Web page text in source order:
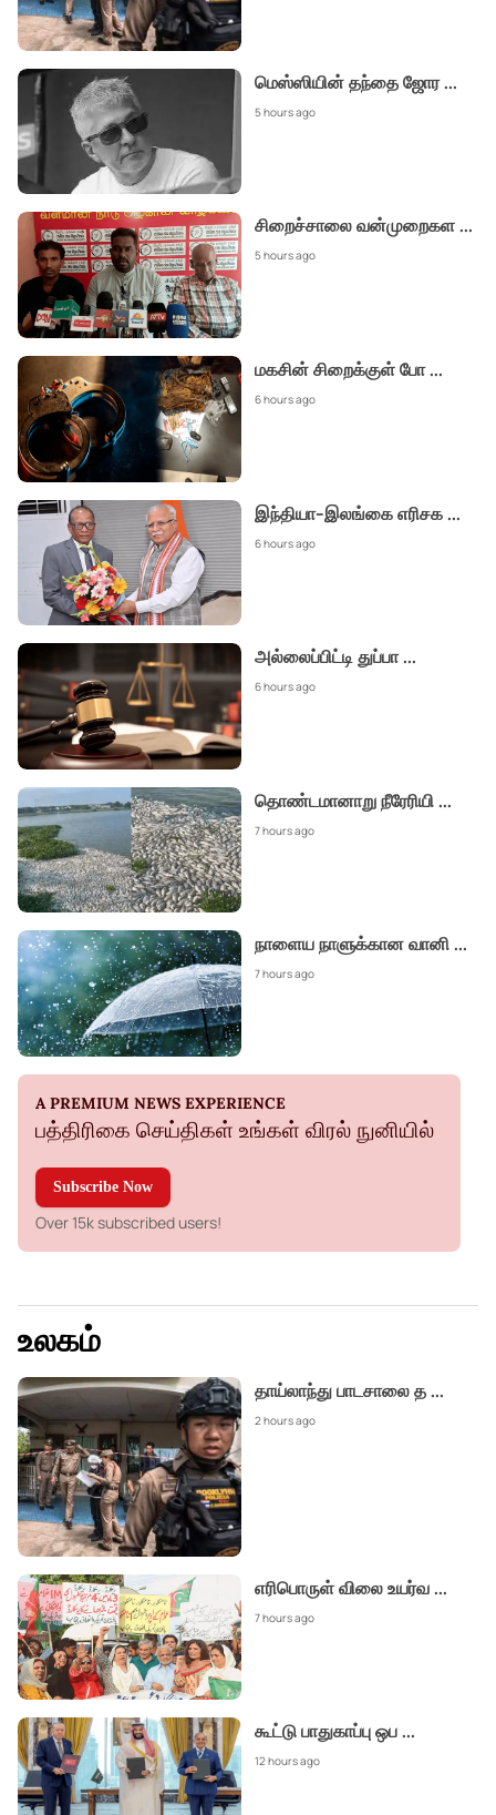
மெஸ்ஸியின் தந்தை ஜோர...
5 hours ago
சிறைச்சாலை வன்முறைகள ...
5 hours ago
மகசின் சிறைக்குள் போ...
6 hours ago
இந்தியா-இலங்கை எரிசக ...
6 hours ago
அல்லைப்பிட்டி துப்பா...
6 hours ago
தொண்டமானாறு நீரேரியி ...
7 hours ago
நாளைய நாளுக்கான வானி ...
7 hours ago
A PREMIUM NEWS EXPERIENCE
பத்திரிகை செய்திகள் உங்கள் விரல் நுனியில்
Subscribe Now
Over 15k subscribed users!
உலகம்
தாய்லாந்து பாடசாலை த ...
2 hours ago
எரிபொருள் விலை உயர்வ ...
7 hours ago
கூட்டு பாதுகாப்பு ஒப ...
12 hours ago